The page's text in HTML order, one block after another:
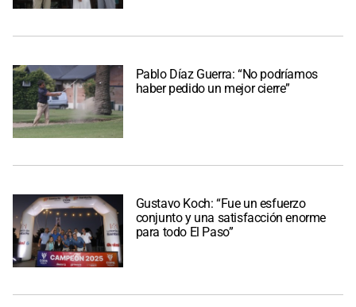
Pablo Díaz Guerra: “No podríamos
haber pedido un mejor cierre”
Gustavo Koch: “Fue un esfuerzo
conjunto y una satisfacción enorme
para todo El Paso”